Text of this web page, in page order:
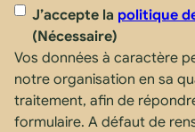
JJ
slash
AAAA
RGPD(Nécessaire)
J’accepte la politique
(Nécessaire)
Vos données à caractère
notre organisation en sa
traitement, afin de
formulaire. A défaut de